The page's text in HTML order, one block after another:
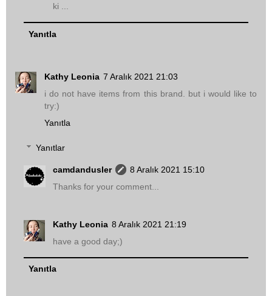
ki ...
Yanıtla
Kathy Leonia 7 Aralık 2021 21:03
i do not have items from this brand. but i would like to
try:)
Yanıtla
Yanıtlar
camdandusler
8 Aralık 2021 15:10
Thanks for your comment...
Kathy Leonia 8 Aralık 2021 21:19
have a good day;)
Yanıtla